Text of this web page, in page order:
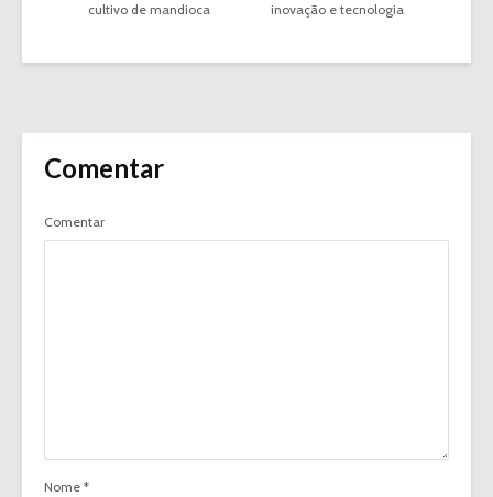
cultivo de mandioca
inovação e tecnologia
Comentar
Comentar
Nome *